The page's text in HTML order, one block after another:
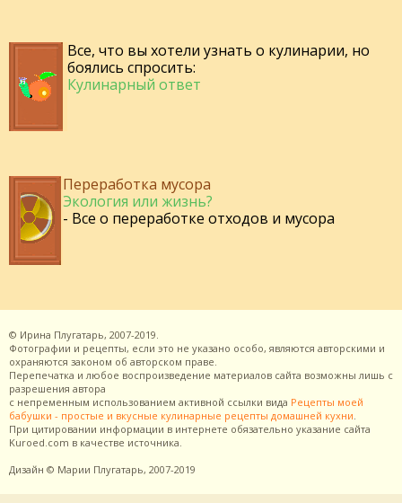
Все, что вы хотели узнать о кулинарии, но
боялись спросить:
Кулинарный ответ
Переработка мусора
Экология или жизнь?
- Все о переработке отходов и мусора
© Ирина Плугатарь, 2007-2019.
Фотографии и рецепты, если это не указано особо, являются авторскими и
охраняются законом об авторском праве.
Перепечатка и любое воспроизведение материалов сайта возможны лишь с
разрешения автора
с непременным использованием активной ссылки вида Рецепты моей
бабушки - простые и вкусные кулинарные рецепты домашней кухни.
При цитировании информации в интернете обязательно указание сайта
Kuroed.com в качестве источника.
Дизайн © Марии Плугатарь, 2007-2019